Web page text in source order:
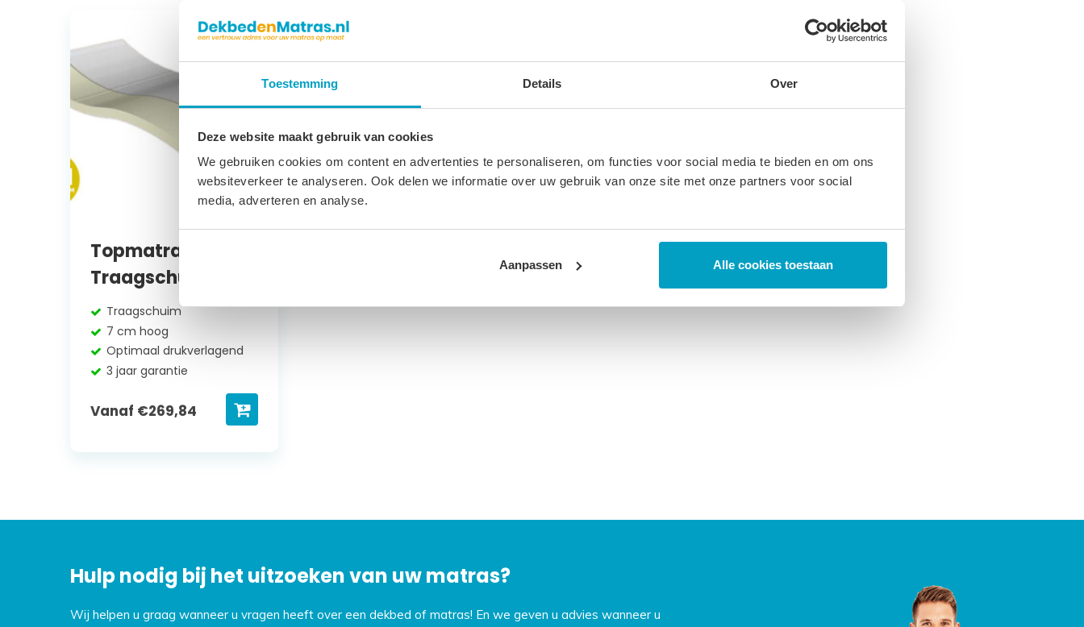
Toestemming Details Over
Deze website maakt gebruik van cookies
We gebruiken cookies om content en advertenties te personaliseren, om functies voor social media te bieden en om ons
websiteverkeer te analyseren. Ook delen we informatie over uw gebruik van onze site met onze partners voor social
media, adverteren en analyse.
Aanpassen Alle cookies toestaan
Topmatras
Traagschuim Elite
Traagschuim
7 cm hoog
Optimaal drukverlagend
3 jaar garantie
Vanaf €269,84
Hulp nodig bij het uitzoeken van uw matras?
Wij helpen u graag wanneer u vragen heeft over een dekbed of matras! En we geven u advies wanneer u